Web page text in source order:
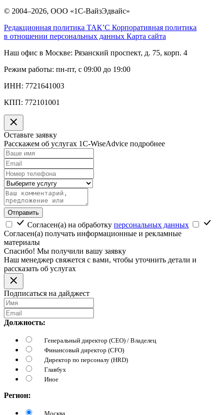
© 2004–2026, ООО «1С-ВайзЭдвайс»
Редакционная политика ТАК’C Корпоративная политика
в отношении персональных данных Карта сайта
Наш офис в Москве: Рязанский проспект, д. 75, корп. 4
Режим работы: пн-пт, с 09:00 до 19:00
ИНН: 7721641003
КПП: 772101001
Оставьте заявку
Расскажем об услугах 1C-WiseAdvice подробнее
Отправить
Согласен(а) на обработку персональных данных
Согласен(а) получать информационные и рекламные
материалы
Спасибо! Мы получили вашу заявку
Наш менеджер свяжется с вами, чтобы уточнить детали и
рассказать об услугах
Подписаться на дайджест
Должность:
Генеральный директор (CEO) / Владелец
Финансовый директор (CFO)
Директор по персоналу (HRD)
Главбух
Иное
Регион:
Москва